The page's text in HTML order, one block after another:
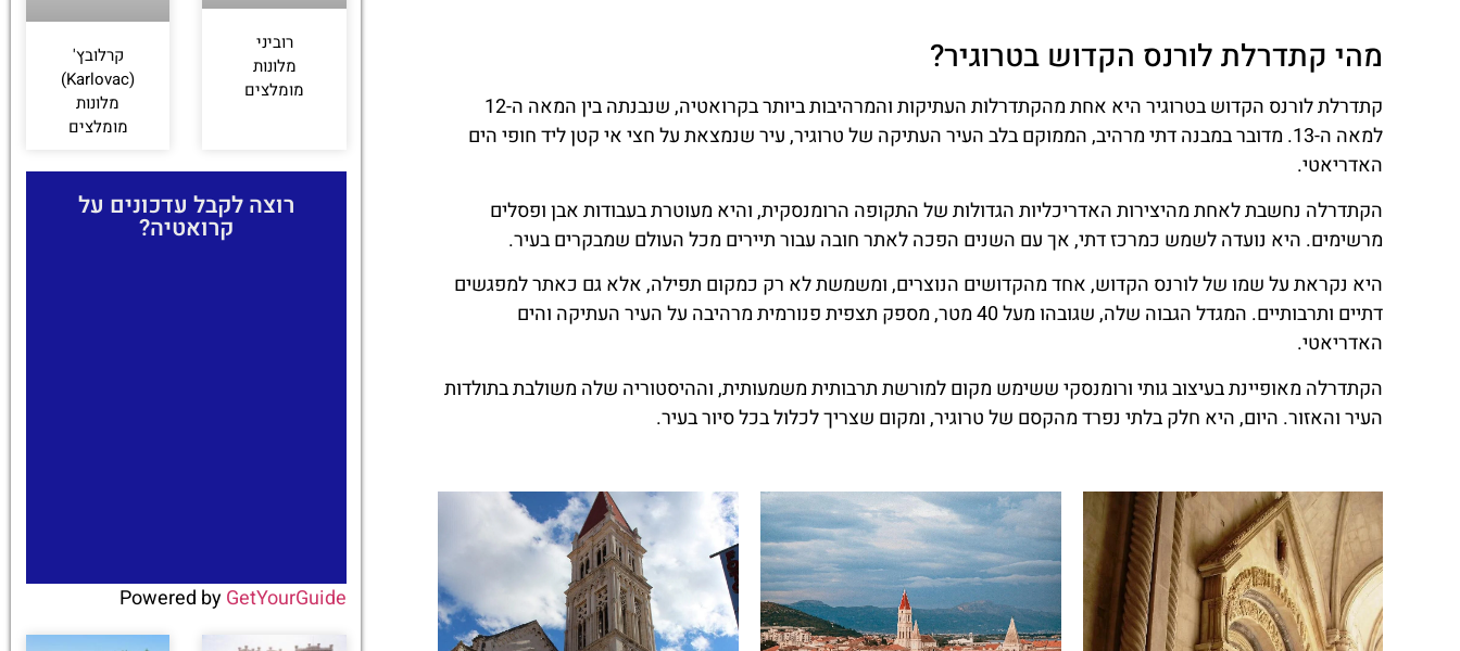
מהי קתדרלת לורנס הקדוש בטרוגיר?
קתדרלת לורנס הקדוש בטרוגיר היא אחת מהקתדרלות העתיקות והמרהיבות ביותר בקרואטיה, שנבנתה בין המאה ה-12
למאה ה-13. מדובר במבנה דתי מרהיב, הממוקם בלב העיר העתיקה של טרוגיר, עיר שנמצאת על חצי אי קטן ליד חופי הים
האדריאטי.
הקתדרלה נחשבת לאחת מהיצירות האדריכליות הגדולות של התקופה הרומנסקית, והיא מעוטרת בעבודות אבן ופסלים
מרשימים. היא נועדה לשמש כמרכז דתי, אך עם השנים הפכה לאתר חובה עבור תיירים מכל העולם שמבקרים בעיר.
היא נקראת על שמו של לורנס הקדוש, אחד מהקדושים הנוצרים, ומשמשת לא רק כמקום תפילה, אלא גם כאתר למפגשים
דתיים ותרבותיים. המגדל הגבוה שלה, שגובהו מעל 40 מטר, מספק תצפית פנורמית מרהיבה על העיר העתיקה והים
האדריאטי.
הקתדרלה מאופיינת בעיצוב גותי ורומנסקי ששימש מקום למורשת תרבותית משמעותית, וההיסטוריה שלה משולבת בתולדות
העיר והאזור. היום, היא חלק בלתי נפרד מהקסם של טרוגיר, ומקום שצריך לכלול בכל סיור בעיר.
רוביני
מלונות
מומלצים
קרלובץ'
(Karlovac)
מלונות
מומלצים
רוצה לקבל עדכונים על
קרואטיה?
Powered byGetYourGuide